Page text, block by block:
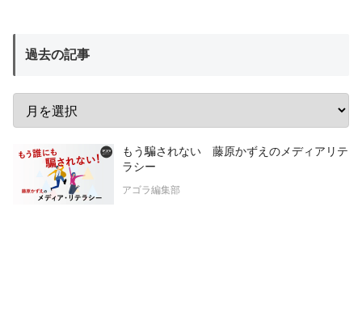
過去の記事
もう騙されない 藤原かずえのメディアリテ
ラシー
アゴラ編集部